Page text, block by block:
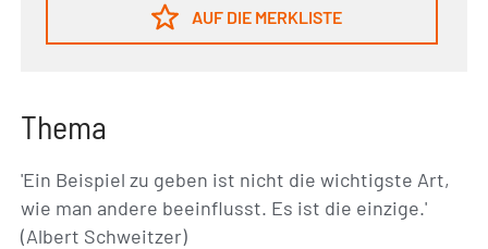
AUF DIE MERKLISTE
Thema
'Ein Beispiel zu geben ist nicht die wichtigste Art,
wie man andere beeinflusst. Es ist die einzige.'
(Albert Schweitzer)